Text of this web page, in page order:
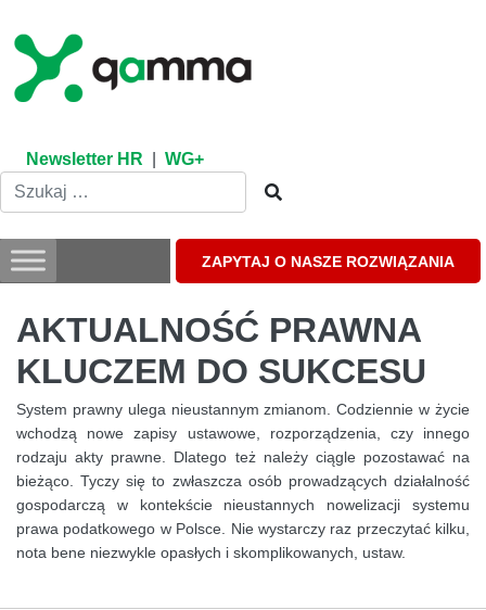
content
Newsletter HR WG+
ZAPYTAJ O NASZE ROZWIĄZANIA
AKTUALNOŚĆ PRAWNA
KLUCZEM DO SUKCESU
System prawny ulega nieustannym zmianom. Codziennie w życie
wchodzą nowe zapisy ustawowe, rozporządzenia, czy innego
rodzaju akty prawne. Dlatego też należy ciągle pozostawać na
bieżąco. Tyczy się to zwłaszcza osób prowadzących działalność
gospodarczą w kontekście nieustannych nowelizacji systemu
prawa podatkowego w Polsce. Nie wystarczy raz przeczytać kilku,
nota bene niezwykle opasłych i skomplikowanych, ustaw.